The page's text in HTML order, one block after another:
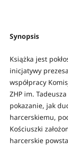
Synopsis
Książka jest
inicjatywy
współpracy
ZHP im.
pokazanie, jak
harcerskiemu,
Kościuszki
harcerskie